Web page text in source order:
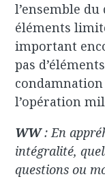
l’ensemble
éléments
important
pas
l’opération
WW : En
intégralité,
questions ou